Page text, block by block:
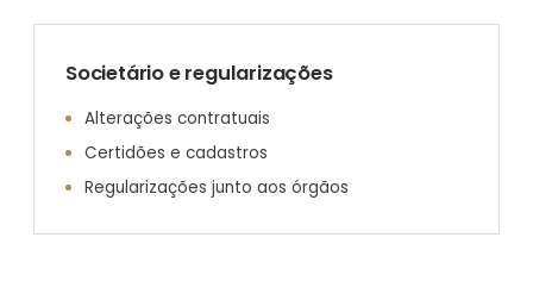
Societário e regularizações
Alterações contratuais
Certidões e cadastros
Regularizações junto aos órgãos